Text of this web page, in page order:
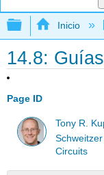
Expandir/
Inicio
14.8:
Page ID
Tony R.
Circuits